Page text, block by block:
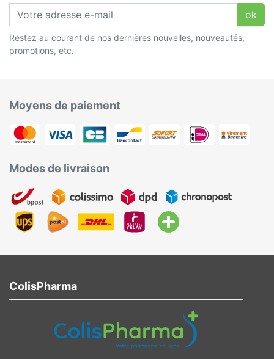
ok
Restez au courant de nos dernières nouvelles, nouveautés,
promotions, etc.
Moyens de paiement
Modes de livraison
ColisPharma